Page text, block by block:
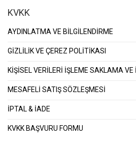
KVKK
AYDINLATMA VE BİLGİLENDİRME
GİZLİLİK VE ÇEREZ POLİTİKASI
KİŞİSEL VERİLERİ İŞLEME SAKLAMA
MESAFELİ SATIŞ SÖZLEŞMESİ
İPTAL & İADE
KVKK BAŞVURU FORMU